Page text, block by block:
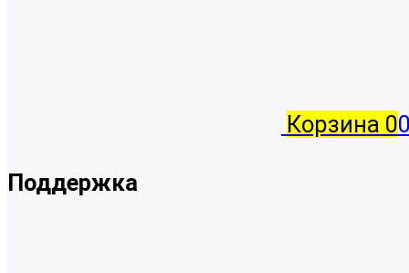
Корзина 0
Поддержка